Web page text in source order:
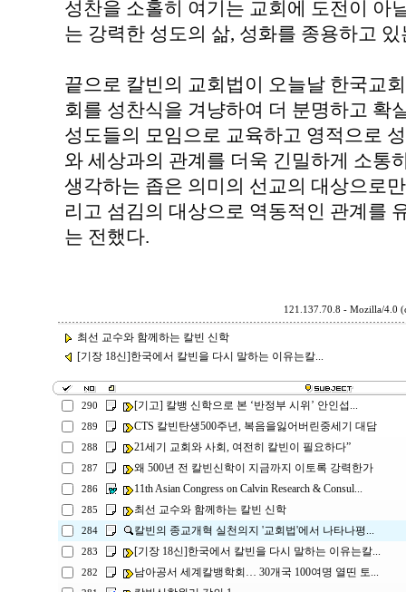
성찬을 소홀히 여기는 교회에 도전이 아
는 강력한 성도의 삶, 성화를 종용하고
끝으로 칼빈의 교회법이 오늘날 한국교
회를 성찬식을 겨냥하여 더 분명하고 확
성도들의 모임으로 교육하고 영적으로
와 세상과의 관계를 더욱 긴밀하게 소통
생각하는 좁은 의미의 선교의 대상으로
리고 섬김의 대상으로 역동적인 관계를
는 전했다.
121.137.70.8 - Mozilla/4.0
최선 교수와 함께하는 칼빈 신학
[기장 18신]한국에서 칼빈을 다시 말하는 이유는칼...
290 [기고] 칼뱅 신학으로 본 ‘반정부 시위’ 안인섭...
289 CTS 칼빈탄생500주년, 복음을잃어버린중세기 대담
288 21세기 교회와 사회, 여전히 칼빈이 필요하다”
287 왜 500년 전 칼빈신학이 지금까지 이토록 강력한가
286 11th Asian Congress on Calvin Research & Consul...
285 최선 교수와 함께하는 칼빈 신학
284 칼빈의 종교개혁 실천의지 '교회법'에서 나타나평...
283 [기장 18신]한국에서 칼빈을 다시 말하는 이유는칼...
282 남아공서 세계칼뱅학회… 30개국 100여명 열띤 토...